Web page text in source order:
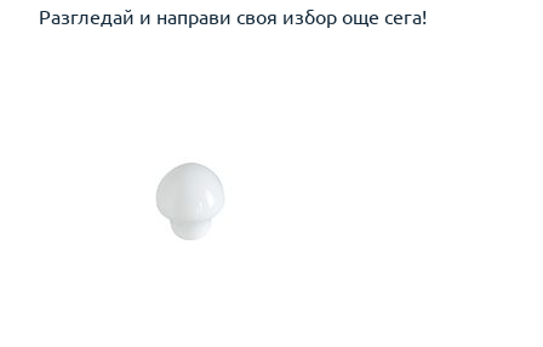
Разгледай и направи своя избор още сега!